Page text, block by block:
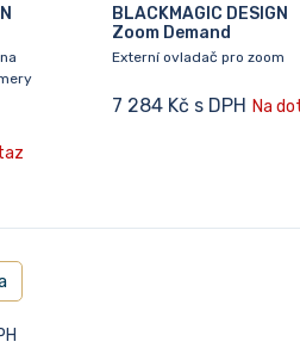
BLACKMAGIC DESIGN
Zoom Demand
Externí ovladač pro zoom
7 284 Kč s DPH Na